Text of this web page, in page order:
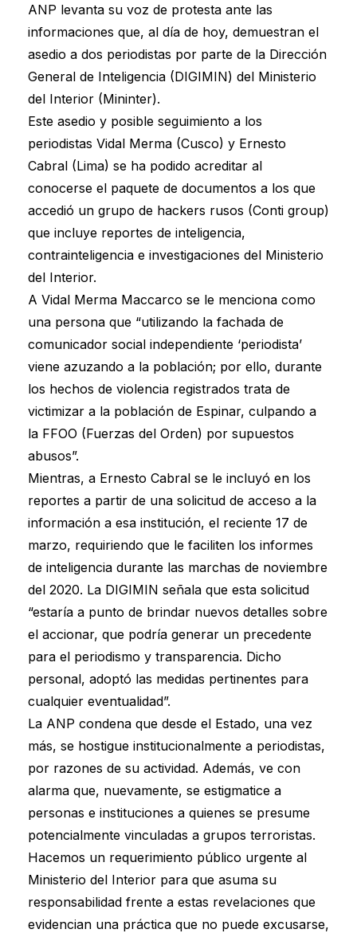
ANP levanta su voz de protesta ante las
informaciones que, al día de hoy, demuestran el
asedio a dos periodistas por parte de la Dirección
General de Inteligencia (DIGIMIN) del Ministerio
del Interior (Mininter).
Este asedio y posible seguimiento a los
periodistas Vidal Merma (Cusco) y Ernesto
Cabral (Lima) se ha podido acreditar al
conocerse el paquete de documentos a los que
accedió un grupo de hackers rusos (Conti group)
que incluye reportes de inteligencia,
contrainteligencia e investigaciones del Ministerio
del Interior.
A Vidal Merma Maccarco se le menciona como
una persona que “utilizando la fachada de
comunicador social independiente ‘periodista’
viene azuzando a la población; por ello, durante
los hechos de violencia registrados trata de
victimizar a la población de Espinar, culpando a
la FFOO (Fuerzas del Orden) por supuestos
abusos”.
Mientras, a Ernesto Cabral se le incluyó en los
reportes a partir de una solicitud de acceso a la
información a esa institución, el reciente 17 de
marzo, requiriendo que le faciliten los informes
de inteligencia durante las marchas de noviembre
del 2020. La DIGIMIN señala que esta solicitud
“estaría a punto de brindar nuevos detalles sobre
el accionar, que podría generar un precedente
para el periodismo y transparencia. Dicho
personal, adoptó las medidas pertinentes para
cualquier eventualidad”.
La ANP condena que desde el Estado, una vez
más, se hostigue institucionalmente a periodistas,
por razones de su actividad. Además, ve con
alarma que, nuevamente, se estigmatice a
personas e instituciones a quienes se presume
potencialmente vinculadas a grupos terroristas.
Hacemos un requerimiento público urgente al
Ministerio del Interior para que asuma su
responsabilidad frente a estas revelaciones que
evidencian una práctica que no puede excusarse,